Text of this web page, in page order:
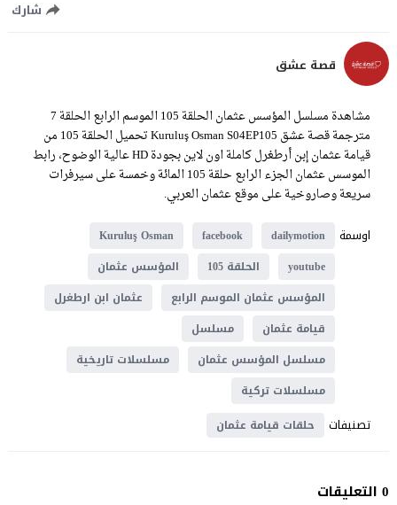
شارك
قصة عشق
مشاهدة مسلسل المؤسس عثمان الحلقة 105 الموسم الرابع الحلقة 7
مترجمة قصة عشق Kuruluş Osman S04EP105 تحميل الحلقة 105 من
قيامة عثمان إبن أرطغرل كاملة اون لاين بجودة HD عالية الوضوح، رابط
الموسس عثمان الجزء الرابع حلقة 105 المائة وخمسة على سيرفرات
سريعة وصاروخية على موقع عثمان العربي.
اوسمة
dailymotion
facebook
Kuruluş Osman
youtube
الحلقة 105
المؤسس عثمان
المؤسس عثمان الموسم الرابع
عثمان ابن ارطغرل
قيامة عثمان
مسلسل
مسلسل المؤسس عثمان
مسلسلات تاريخية
مسلسلات تركية
تصنيفات حلقات قيامة عثمان
0 التعليقات